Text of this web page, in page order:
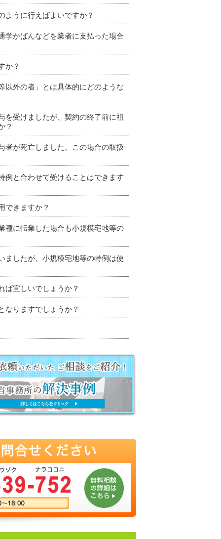
ように行えばよいですか？
学かばんなどを業者に支払った場合
か？
以外の者」とは具体的にどのような
を受けましたが、契約の終了前に祖
？
者が死亡しました。この場合の取扱
例と合わせて受けることはできます
できますか？
種に転業した場合も小規模宅地等の
ましたが、小規模宅地等の特例は使
ば宜しいでしょうか？
なりますでしょうか？